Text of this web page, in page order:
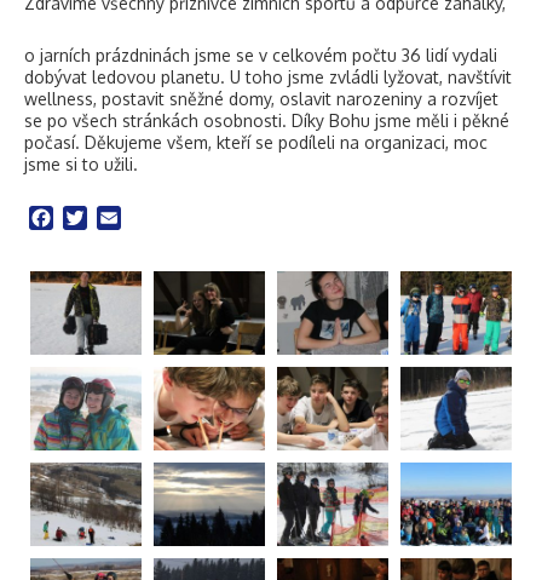
o jarních prázdninách jsme se v celkovém počtu 36 lidí vydali
dobývat ledovou planetu. U toho jsme zvládli lyžovat, navštívit
wellness, postavit sněžné domy, oslavit narozeniny a rozvíjet
se po všech stránkách osobnosti. Díky Bohu jsme měli i pěkné
počasí. Děkujeme všem, kteří se podíleli na organizaci, moc
jsme si to užili.
Facebook
Twitter